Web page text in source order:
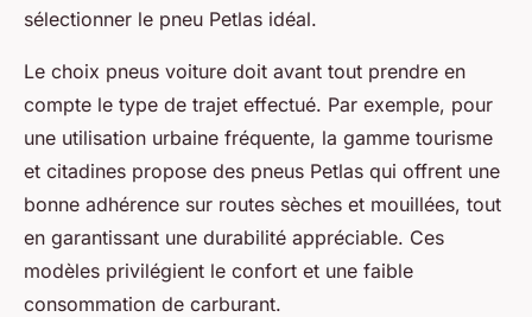
sélectionner le pneu Petlas idéal.
Le choix pneus voiture doit avant tout prendre en
compte le type de trajet effectué. Par exemple, pour
une utilisation urbaine fréquente, la gamme tourisme
et citadines propose des pneus Petlas qui offrent une
bonne adhérence sur routes sèches et mouillées, tout
en garantissant une durabilité appréciable. Ces
modèles privilégient le confort et une faible
consommation de carburant.